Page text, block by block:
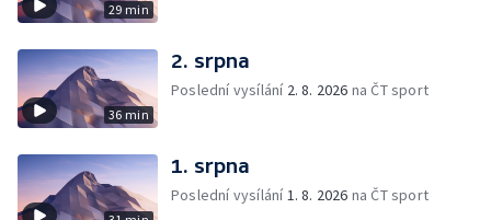
29 min
36 min
2. srpna
Poslední vysílání 2. 8. 2026 na ČT sport
1. srpna
Poslední vysílání1. 8. 2026 na ČT sport